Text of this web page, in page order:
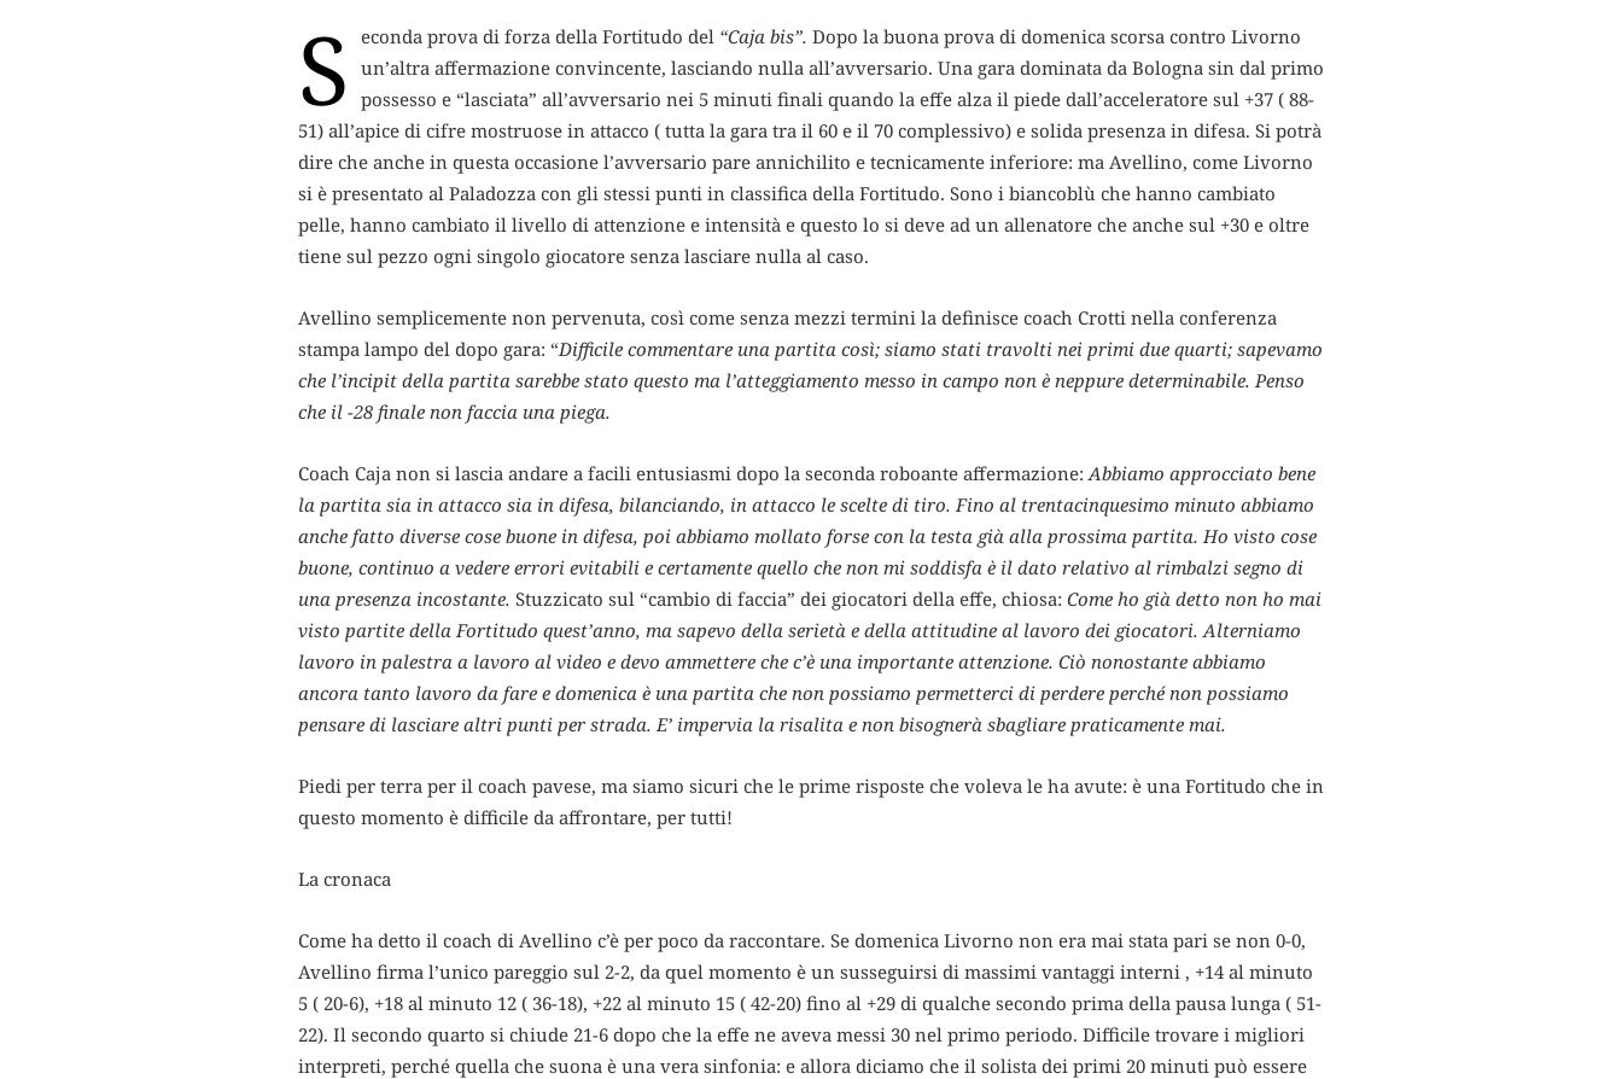
S econda prova di forza della Fortitudo del “Caja bis”. Dopo la buona prova di domenica scorsa contro Livorno
un’altra affermazione convincente, lasciando nulla all’avversario. Una gara dominata da Bologna sin dal primo
possesso e “lasciata” all’avversario nei 5 minuti finali quando la effe alza il piede dall’acceleratore sul +37 ( 88-
51) all’apice di cifre mostruose in attacco ( tutta la gara tra il 60 e il 70 complessivo) e solida presenza in difesa. Si potrà
dire che anche in questa occasione l’avversario pare annichilito e tecnicamente inferiore: ma Avellino, come Livorno
si è presentato al Paladozza con gli stessi punti in classifica della Fortitudo. Sono i biancoblù che hanno cambiato
pelle, hanno cambiato il livello di attenzione e intensità e questo lo si deve ad un allenatore che anche sul +30 e oltre
tiene sul pezzo ogni singolo giocatore senza lasciare nulla al caso.
Avellino semplicemente non pervenuta, così come senza mezzi termini la definisce coach Crotti nella conferenza
stampa lampo del dopo gara: “Difficile commentare una partita così; siamo stati travolti nei primi due quarti; sapevamo
che l’incipit della partita sarebbe stato questo ma l’atteggiamento messo in campo non è neppure determinabile. Penso
che il -28 finale non faccia una piega.
Coach Caja non si lascia andare a facili entusiasmi dopo la seconda roboante affermazione: Abbiamo approcciato bene
la partita sia in attacco sia in difesa, bilanciando, in attacco le scelte di tiro. Fino al trentacinquesimo minuto abbiamo
anche fatto diverse cose buone in difesa, poi abbiamo mollato forse con la testa già alla prossima partita. Ho visto cose
buone, continuo a vedere errori evitabili e certamente quello che non mi soddisfa è il dato relativo al rimbalzi segno di
una presenza incostante. Stuzzicato sul “cambio di faccia” dei giocatori della effe, chiosa: Come ho già detto non ho mai
visto partite della Fortitudo quest’anno, ma sapevo della serietà e della attitudine al lavoro dei giocatori. Alterniamo
lavoro in palestra a lavoro al video e devo ammettere che c’è una importante attenzione. Ciò nonostante abbiamo
ancora tanto lavoro da fare e domenica è una partita che non possiamo permetterci di perdere perché non possiamo
pensare di lasciare altri punti per strada. E’ impervia la risalita e non bisognerà sbagliare praticamente mai.
Piedi per terra per il coach pavese, ma siamo sicuri che le prime risposte che voleva le ha avute: è una Fortitudo che in
questo momento è difficile da affrontare, per tutti!
La cronaca
Come ha detto il coach di Avellino c’è per poco da raccontare. Se domenica Livorno non era mai stata pari se non 0-0,
Avellino firma l’unico pareggio sul 2-2, da quel momento è un susseguirsi di massimi vantaggi interni , +14 al minuto
5 ( 20-6), +18 al minuto 12 ( 36-18), +22 al minuto 15 ( 42-20) fino al +29 di qualche secondo prima della pausa lunga ( 51-
22). Il secondo quarto si chiude 21-6 dopo che la effe ne aveva messi 30 nel primo periodo. Difficile trovare i migliori
interpreti, perché quella che suona è una vera sinfonia: e allora diciamo che il solista dei primi 20 minuti può essere